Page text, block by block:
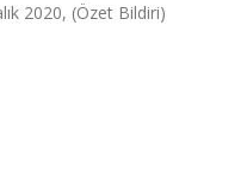
2020, (Özet Bildiri)